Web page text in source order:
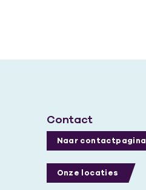
Contact
Naar contactpagina
Onze locaties